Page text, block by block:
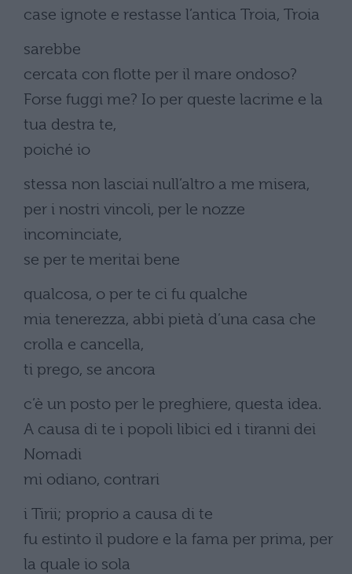
case ignote e restasse l’antica Troia, Troia
sarebbe
cercata con flotte per il mare ondoso?
Forse fuggi me? Io per queste lacrime e la
tua destra te,
poiché io
stessa non lasciai null’altro a me misera,
per i nostri vincoli, per le nozze
incominciate,
se per te meritai bene
qualcosa, o per te ci fu qualche
mia tenerezza, abbi pietà d’una casa che
crolla e cancella,
ti prego, se ancora
c’è un posto per le preghiere, questa idea.
A causa di te i popoli libici ed i tiranni dei
Nomadi
mi odiano, contrari
i Tirii; proprio a causa di te
fu estinto il pudore e la fama per prima, per
la quale io sola